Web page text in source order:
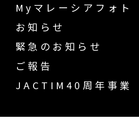
Myマレーシアフォト
お知らせ
緊急のお知らせ
ご報告
JACTIM40周年事業